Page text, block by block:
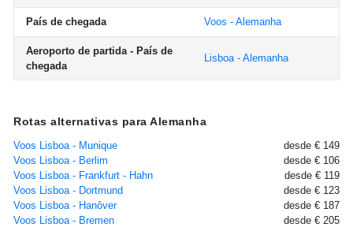
País de chegada Voos - Alemanha
Aeroporto de partida - País de
chegada
Lisboa - Alemanha
Rotas alternativas para Alemanha
Voos Lisboa - Munique
desde € 149
Voos Lisboa - Berlim
desde € 106
Voos Lisboa - Frankfurt - Hahn
desde € 119
Voos Lisboa - Dortmund
desde € 123
Voos Lisboa - Hanôver
desde € 187
Voos Lisboa - Bremen
desde € 205